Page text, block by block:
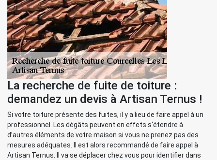
La recherche de fuite de toiture :
demandez un devis à Artisan Ternus !
Si votre toiture présente des fuites, il y a lieu de faire appel à un
professionnel. Les dégâts peuvent en effets s‘étendre à
d’autres éléments de votre maison si vous ne prenez pas des
mesures adéquates. Il est alors recommandé de faire appel à
Artisan Ternus. Il va se déplacer chez vous pour identifier dans